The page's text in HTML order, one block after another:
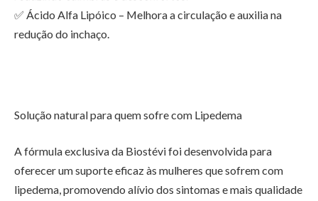
✅ Ácido Alfa Lipóico – Melhora a circulação e auxilia na
redução do inchaço.
Solução natural para quem sofre com Lipedema
A fórmula exclusiva da Biostévi foi desenvolvida para
oferecer um suporte eficaz às mulheres que sofrem com
lipedema, promovendo alívio dos sintomas e mais qualidade